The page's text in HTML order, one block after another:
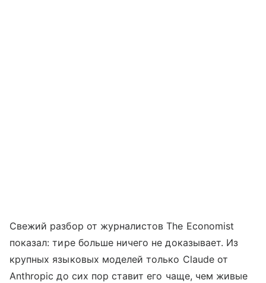
Свежий разбор от журналистов The Economist
показал: тире больше ничего не доказывает. Из
крупных языковых моделей только Claude от
Anthropic до сих пор ставит его чаще, чем живые